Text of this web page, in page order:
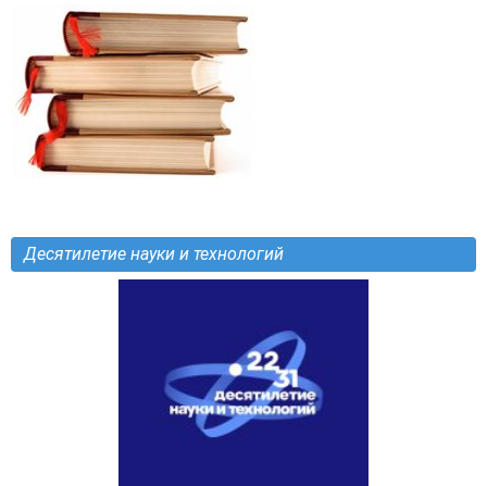
Десятилетие науки и технологий